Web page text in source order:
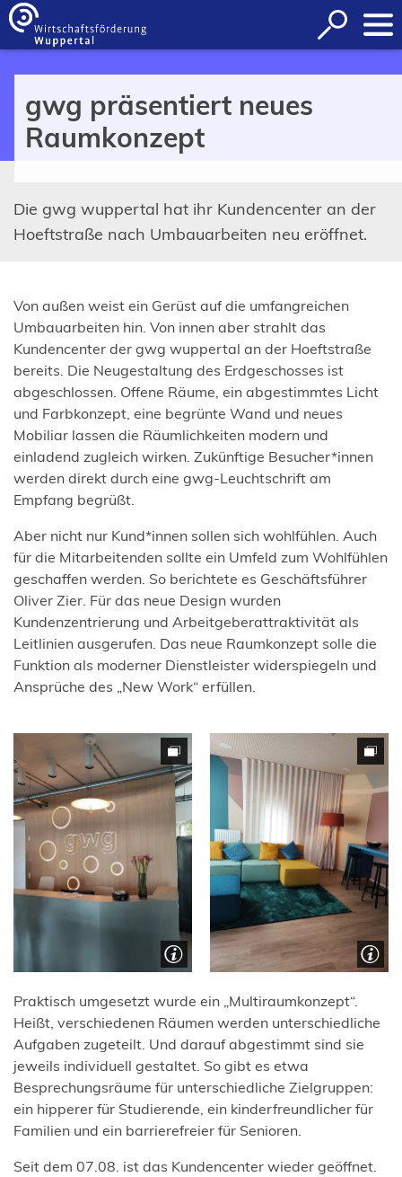
Inhalt anspringen
Suche
öffnen
gwg präsentiert neues
Raumkonzept
Die gwg wuppertal hat ihr Kundencenter an der
Hoeftstraße nach Umbauarbeiten neu eröffnet.
Von außen weist ein Gerüst auf die umfangreichen
Umbauarbeiten hin. Von innen aber strahlt das
Kundencenter der gwg wuppertal an der Hoeftstraße
bereits. Die Neugestaltung des Erdgeschosses ist
abgeschlossen. Offene Räume, ein abgestimmtes Licht
und Farbkonzept, eine begrünte Wand und neues
Mobiliar lassen die Räumlichkeiten modern und
einladend zugleich wirken. Zukünftige Besucher*innen
werden direkt durch eine gwg-Leuchtschrift am
Empfang begrüßt.
Aber nicht nur Kund*innen sollen sich wohlfühlen. Auch
für die Mitarbeitenden sollte ein Umfeld zum Wohlfühlen
geschaffen werden. So berichtete es Geschäftsführer
Oliver Zier. Für das neue Design wurden
Kundenzentrierung und Arbeitgeberattraktivität als
Leitlinien ausgerufen. Das neue Raumkonzept solle die
Funktion als moderner Dienstleister widerspiegeln und
Ansprüche des „New Work“ erfüllen.
Praktisch umgesetzt wurde ein „Multiraumkonzept“.
Heißt, verschiedenen Räumen werden unterschiedliche
Aufgaben zugeteilt. Und darauf abgestimmt sind sie
jeweils individuell gestaltet. So gibt es etwa
Besprechungsräume für unterschiedliche Zielgruppen:
ein hipperer für Studierende, ein kinderfreundlicher für
Familien und ein barrierefreier für Senioren.
Seit dem 07.08. ist das Kundencenter wieder geöffnet.